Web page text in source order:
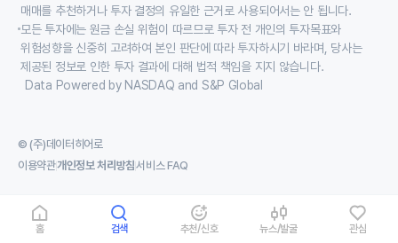
홈 검색 추천/신호 뉴스/발굴 관심
매매를 추천하거나 투자 결정의 유일한 근거로 사용되어서는 안 됩니다.
모든 투자에는 원금 손실 위험이 따르므로 투자 전 개인의 투자목표와
위험성향을 신중히 고려하여 본인 판단에 따라 투자하시기 바라며, 당사는
제공된 정보로 인한 투자 결과에 대해 법적 책임을 지지 않습니다.
Data Powered by NASDAQ and S&P Global
© (주)데이터히어로
이용약관개인정보 처리방침서비스 FAQ